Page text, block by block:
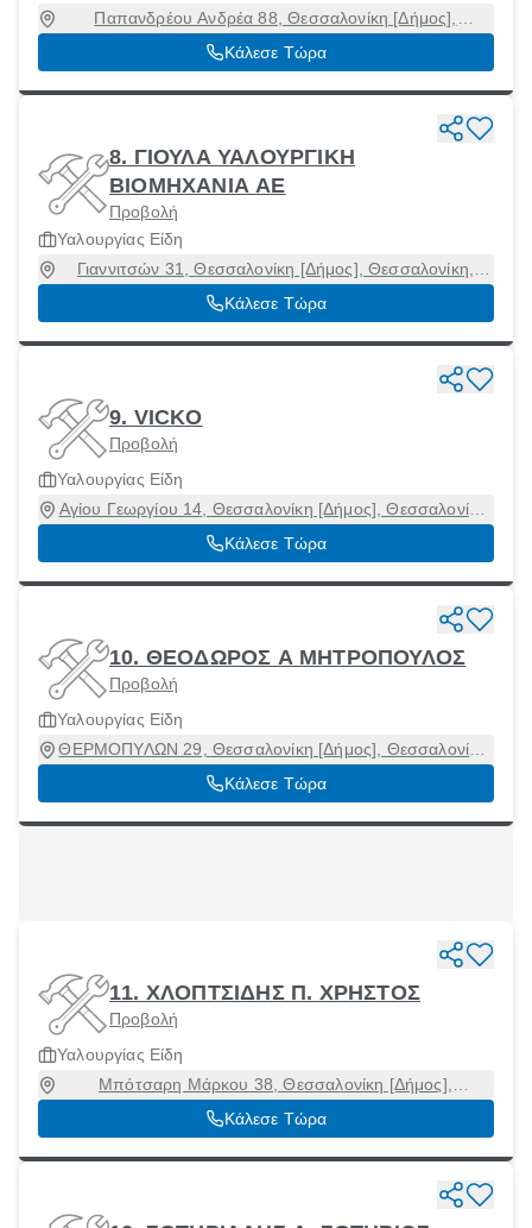
Παπανδρέου Ανδρέα 88, Θεσσαλονίκη [Δήμος],
Θεσσαλονίκη, 54655
Κάλεσε Τώρα
8. ΓΙΟΥΛΑ ΥΑΛΟΥΡΓΙΚΗ
ΒΙΟΜΗΧΑΝΙΑ ΑΕ
Προβολή
Υαλουργίας Είδη
Γιαννιτσών 31, Θεσσαλονίκη [Δήμος], Θεσσαλονίκη,
54627
Κάλεσε Τώρα
9. VICKO
Προβολή
Υαλουργίας Είδη
Αγίου Γεωργίου 14, Θεσσαλονίκη [Δήμος], Θεσσαλονίκη,
54635
Κάλεσε Τώρα
10. ΘΕΟΔΩΡΟΣ Α ΜΗΤΡΟΠΟΥΛΟΣ
Προβολή
Υαλουργίας Είδη
ΘΕΡΜΟΠΥΛΩΝ 29, Θεσσαλονίκη [Δήμος], Θεσσαλονίκη,
54248
Κάλεσε Τώρα
11. ΧΛΟΠΤΣΙΔΗΣ Π. ΧΡΗΣΤΟΣ
Προβολή
Υαλουργίας Είδη
Μπότσαρη Μάρκου 38, Θεσσαλονίκη [Δήμος],
Θεσσαλονίκη, 54643
Κάλεσε Τώρα